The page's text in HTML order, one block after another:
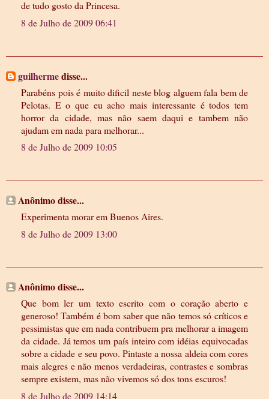
de tudo gosto da Princesa.
8 de Julho de 2009 06:41
guilhermedisse...
Parabéns pois é muito dificil neste blog alguem fala bem de
Pelotas. E o que eu acho mais interessante é todos tem
horror da cidade, mas não saem daqui e tambem não
ajudam em nada para melhorar...
8 de Julho de 2009 10:05
Anônimo disse...
Experimenta morar em Buenos Aires.
8 de Julho de 2009 13:00
Anônimo disse...
Que bom ler um texto escrito com o coração aberto e
generoso! Também é bom saber que não temos só críticos e
pessimistas que em nada contribuem pra melhorar a imagem
da cidade. Já temos um país inteiro com idéias equivocadas
sobre a cidade e seu povo. Pintaste a nossa aldeia com cores
mais alegres e não menos verdadeiras, contrastes e sombras
sempre existem, mas não vivemos só dos tons escuros!
8 de Julho de 2009 14:14